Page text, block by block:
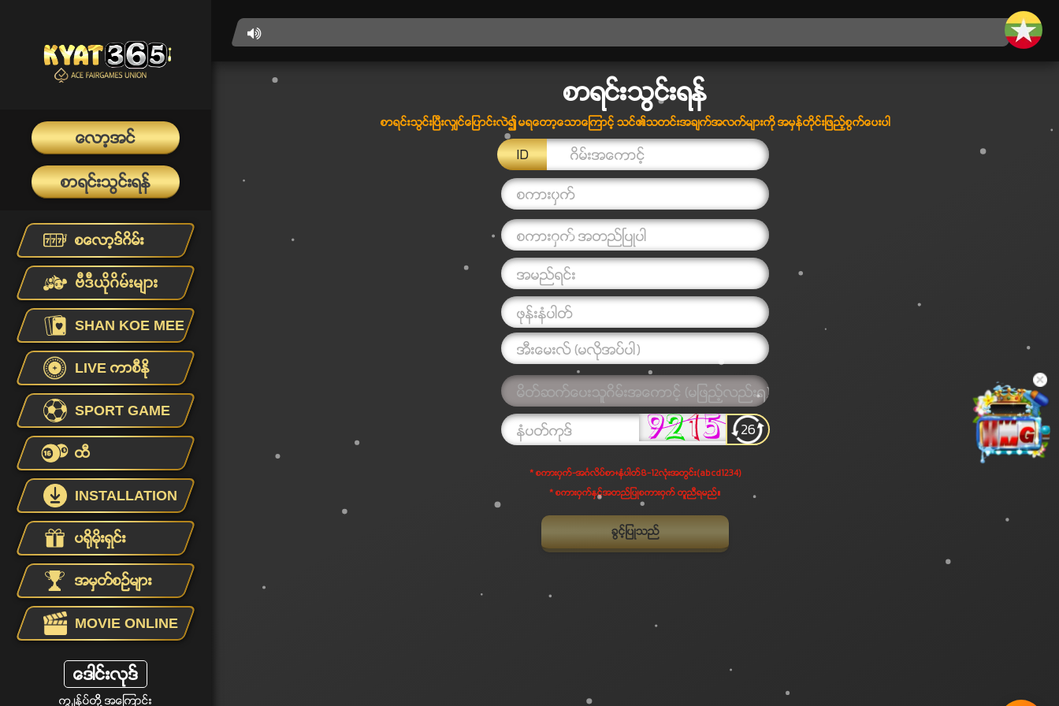
ေလာ့အင္
စာရင္းသြင္းရန္
စေလာ့ဒ္ဂိမ္း
ဗီဒီယိုဂိမ်းများ
SHAN KOE MEE
LIVE ကာစီႏုိ
SPORT GAME
ထီ
INSTALLATION
ပရိုမိုးရွင္း
အမွတ္စဥ္မ်ား
MOVIE ONLINE
ေဒါင္းလုဒ္
ကြ ်နု္ပ္တုိိ ့အေၾကာင္း